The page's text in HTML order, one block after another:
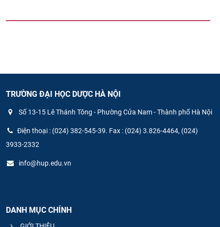
TRƯỜNG ĐẠI HỌC DƯỢC HÀ NỘI
Số 13-15 Lê Thánh Tông - Phường Cửa Nam - Thành phố Hà Nội
Điện thoại : (024) 382-545-39. Fax : (024) 3.826-4464, (024)
3933-2332
info@hup.edu.vn
DANH MỤC CHÍNH